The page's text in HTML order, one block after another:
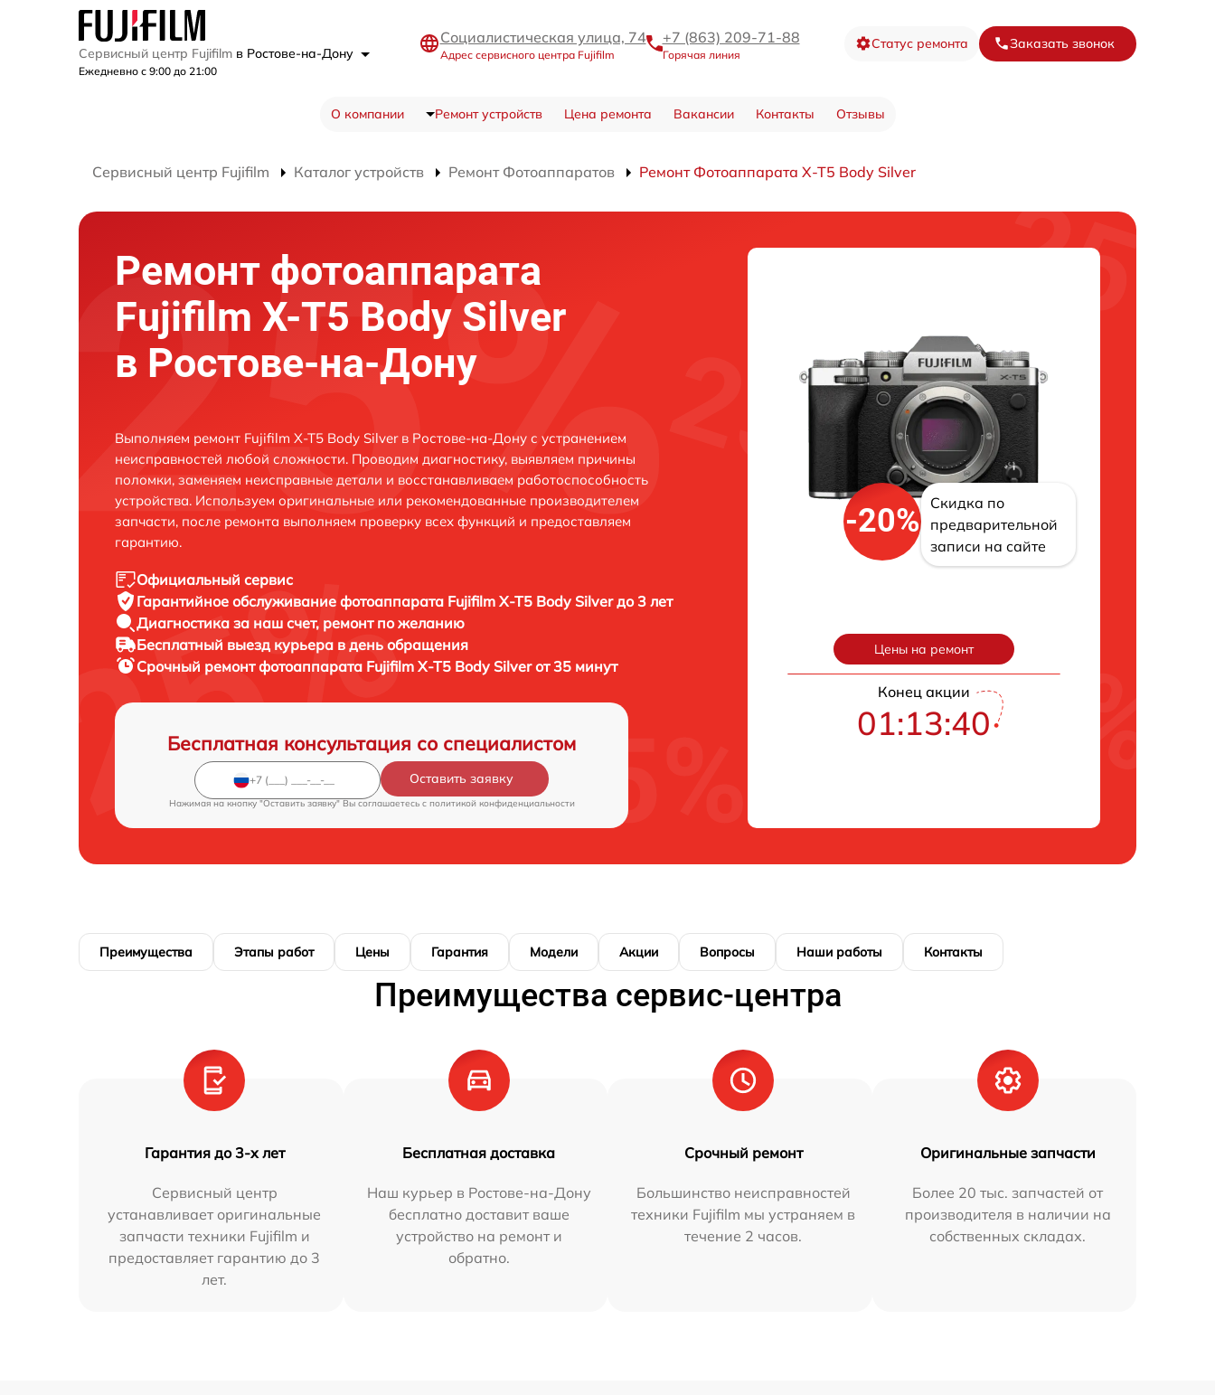
Сервисный центр Fujifilm в Ростове-на-Дону
Ежедневно с 9:00 до 21:00
Социалистическая улица, 74
Адрес сервисного центра Fujifilm
+7 (863) 209-71-88
Горячая линия
Статус ремонта Заказать звонок
О компании Ремонт устройств Цена ремонта Вакансии Контакты Отзывы
Сервисный центр Fujifilm Каталог устройств Ремонт Фотоаппаратов Ремонт Фотоаппарата X-T5 Body Silver
Ремонт фотоаппарата
Fujifilm X-T5 Body Silver
в Ростове-на-Дону
Выполняем ремонт Fujifilm X-T5 Body Silver в Ростове-на-Дону с устранением
неисправностей любой сложности. Проводим диагностику, выявляем причины
поломки, заменяем неисправные детали и восстанавливаем работоспособность
устройства. Используем оригинальные или рекомендованные производителем
запчасти, после ремонта выполняем проверку всех функций и предоставляем
гарантию.
Официальный сервис
Гарантийное обслуживание фотоаппарата Fujifilm X-T5 Body Silver до 3 лет
Диагностика за наш счет, ремонт по желанию
Бесплатный выезд курьера в день обращения
Срочный ремонтфотоаппарата Fujifilm X-T5 Body Silver от 35 минут
Бесплатная консультация со специалистом
Оставить заявку
Нажимая на кнопку "Оставить заявку" Вы соглашаетесь c политикой конфиденциальности
-20%
Скидка по
предварительной
записи на сайте
Цены на ремонт
Конец акции
01:13:39
Преимущества Этапы работ Цены Гарантия Модели Акции Вопросы Наши работы Контакты
Преимущества сервис-центра
Гарантия до 3-х лет
Сервисный центр
устанавливает оригинальные
запчасти техники Fujifilm и
предоставляет гарантию до 3
лет.
Бесплатная доставка
Наш курьер в Ростове-на-Дону
бесплатно доставит ваше
устройство на ремонт и
обратно.
Срочный ремонт
Большинство неисправностей
техники Fujifilm мы устраняем в
течение 2 часов.
Оригинальные запчасти
Более 20 тыс. запчастей от
производителя в наличии на
собственных складах.